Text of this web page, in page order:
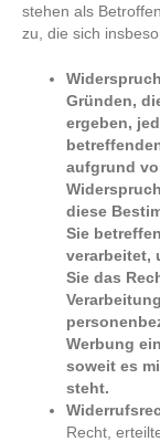
stehen als
zu, die sich
Gründen,
ergeben,
aufgrund
diese
Sie
verarbeitet,
Sie das
Werbung
soweit es
steht.
Recht,